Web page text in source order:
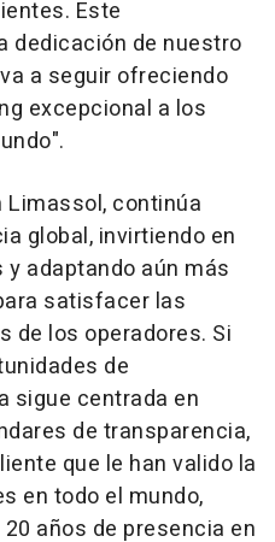
Este
dedicación de nuestro
a seguir ofreciendo
excepcional a los
Limassol, continúa
global, invirtiendo en
adaptando aún más
satisfacer las
de los operadores. Si
de
sigue centrada en
de transparencia,
que le han valido la
en todo el mundo,
años de presencia en